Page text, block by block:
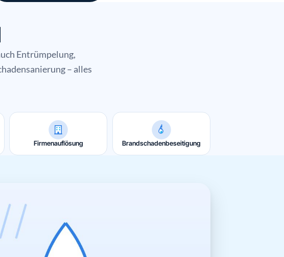
Entrümpelung,
– alles
Firmenauflösung Brandschadenbeseitigung